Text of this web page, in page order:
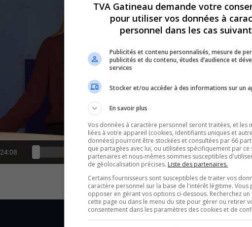
24:08
TVA Gatineau demande votre
pour utiliser vos données à
personnel dans les cas
Publicités et contenu personnalisés, mesure de
publicités et du contenu, études d’audience et
services
Stocker et/ou accéder à des informations sur un
En savoir plus
Vos données à caractère personnel seront traitées, et les
liées à votre appareil (cookies, identifiants uniques et
données) pourront être stockées et consultées par 66
que partagées avec lui, ou utilisées spécifiquement par ce
partenaires et nous-mêmes sommes susceptibles
de géolocalisation précises. Liste des partenaires.
Certains fournisseurs sont susceptibles de traiter vos
caractère personnel sur la base de l'intérêt légitime. Vous
opposer en gérant vos options ci-dessous. Recherchez un
cette page ou dans le menu du site pour gérer ou retirer
consentement dans les paramètres des cookies et de